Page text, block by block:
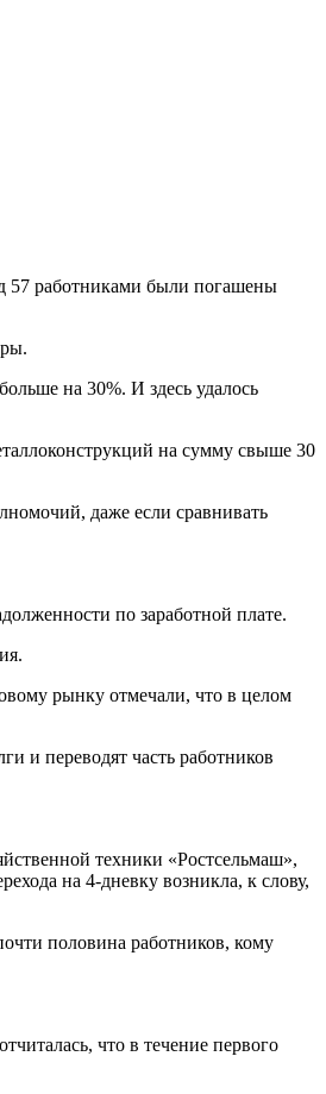
57 работниками были погашены
на 30%. И здесь удалось
на сумму свыше 30
даже если сравнивать
по заработной плате.
рынку отмечали, что в целом
и переводят часть работников
техники «Ростсельмаш»,
на 4-дневку возникла, к слову,
половина работников, кому
что в течение первого